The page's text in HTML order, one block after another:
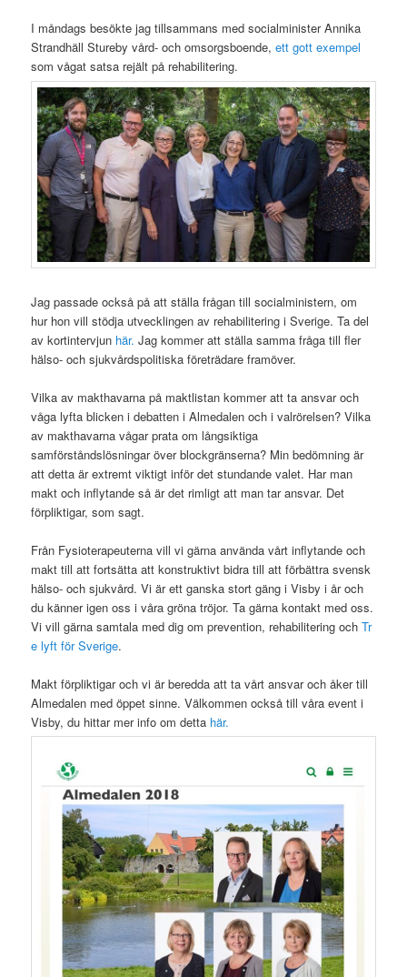
I måndags besökte jag tillsammans med socialminister Annika
Strandhäll Stureby vård- och omsorgsboende,ett gott exempel
som vågat satsa rejält på rehabilitering.
Jag passade också på att ställa frågan till socialministern, om
hur hon vill stödja utvecklingen av rehabilitering i Sverige. Ta del
av kortintervjun här. Jag kommer att ställa samma fråga till fler
hälso- och sjukvårdspolitiska företrädare framöver.
Vilka av makthavarna på maktlistan kommer att ta ansvar och
våga lyfta blicken i debatten i Almedalen och i valrörelsen? Vilka
av makthavarna vågar prata om långsiktiga
samförståndslösningar över blockgränserna? Min bedömning är
att detta är extremt viktigt inför det stundande valet. Har man
makt och inflytande så är det rimligt att man tar ansvar. Det
förpliktigar, som sagt.
Från Fysioterapeuterna vill vi gärna använda vårt inflytande och
makt till att fortsätta att konstruktivt bidra till att förbättra svensk
hälso- och sjukvård. Vi är ett ganska stort gäng i Visby i år och
du känner igen oss i våra gröna tröjor. Ta gärna kontakt med oss.
Vi vill gärna samtala med dig om prevention, rehabilitering ochTr
e lyft för Sverige.
Makt förpliktigar och vi är beredda att ta vårt ansvar och åker till
Almedalen med öppet sinne. Välkommen också till våra event i
Visby, du hittar mer info om detta här.